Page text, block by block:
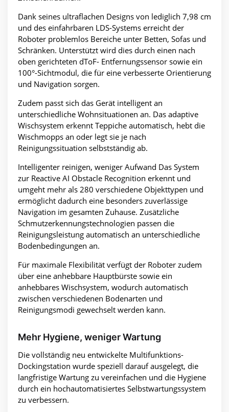
Dank seines ultraflachen Designs von lediglich 7,98 cm
und des einfahrbaren LDS-Systems erreicht der
Roboter problemlos Bereiche unter Betten, Sofas und
Schränken. Unterstützt wird dies durch einen nach
oben gerichteten dToF- Entfernungssensor sowie ein
100°-Sichtmodul, die für eine verbesserte Orientierung
und Navigation sorgen.
Zudem passt sich das Gerät intelligent an
unterschiedliche Wohnsituationen an. Das adaptive
Wischsystem erkennt Teppiche automatisch, hebt die
Wischmopps an oder legt sie je nach
Reinigungssituation selbstständig ab.
Intelligenter reinigen, weniger Aufwand Das System
zur Reactive AI Obstacle Recognition erkennt und
umgeht mehr als 280 verschiedene Objekttypen und
ermöglicht dadurch eine besonders zuverlässige
Navigation im gesamten Zuhause. Zusätzliche
Schmutzerkennungstechnologien passen die
Reinigungsleistung automatisch an unterschiedliche
Bodenbedingungen an.
Für maximale Flexibilität verfügt der Roboter zudem
über eine anhebbare Hauptbürste sowie ein
anhebbares Wischsystem, wodurch automatisch
zwischen verschiedenen Bodenarten und
Reinigungsmodi gewechselt werden kann.
Mehr Hygiene, weniger Wartung
Die vollständig neu entwickelte Multifunktions-
Dockingstation wurde speziell darauf ausgelegt, die
langfristige Wartung zu vereinfachen und die Hygiene
durch ein hochautomatisiertes Selbstwartungssystem
zu verbessern.